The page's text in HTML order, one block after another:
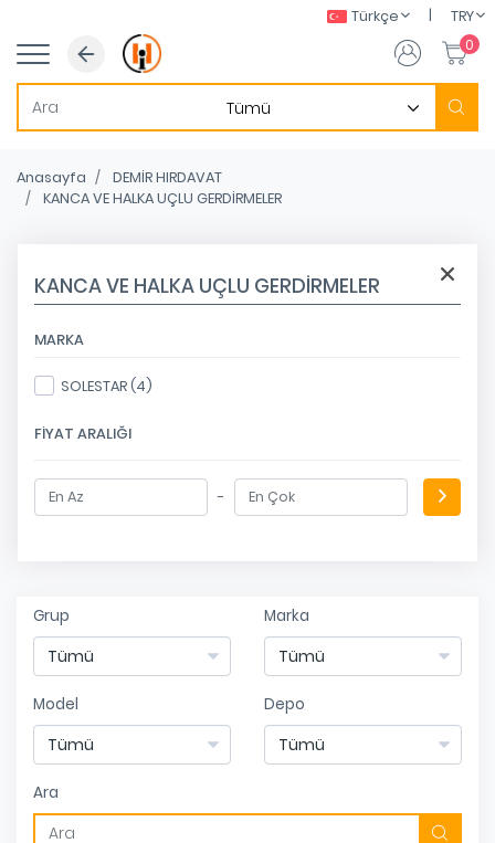
Türkçe |
TRY
0
Anasayfa
DEMİR HIRDAVAT
KANCA VE HALKA UÇLU GERDİRMELER
KANCA VE HALKA UÇLU GERDİRMELER
MARKA
SOLESTAR (4)
FIYAT ARALIĞI
-
Grup Marka
Model Depo
Ara